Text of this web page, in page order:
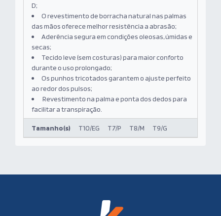
D;
O revestimento de borracha natural nas palmas
das mãos oferece melhor resistência a abrasão;
Aderência segura em condições oleosas, úmidas e
secas;
Tecido leve (sem costuras) para maior conforto
durante o uso prolongado;
Os punhos tricotados garantem o ajuste perfeito
ao redor dos pulsos;
Revestimento na palma e ponta dos dedos para
facilitar a transpiração.
Tamanho(s) T10/EG T7/P T8/M T9/G